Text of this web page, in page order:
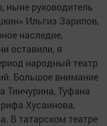
ныне руководитель
Ильгиз Зарипов,
наследие,
оставили, я
народный театр
Большое внимание
Тинчурина, Туфана
Хусаинова,
В татарском театре